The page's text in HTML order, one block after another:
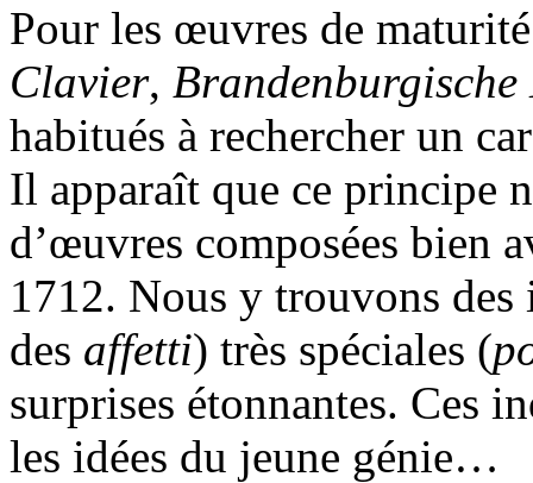
Pour les œuvres de
Clavier, Brandenburgische
habitués à rechercher un
Il apparaît que ce principe
d’œuvres composées bien
1712. Nous y trouvons
des affetti) très spéciales (
surprises étonnantes. Ces
les idées du jeune génie…